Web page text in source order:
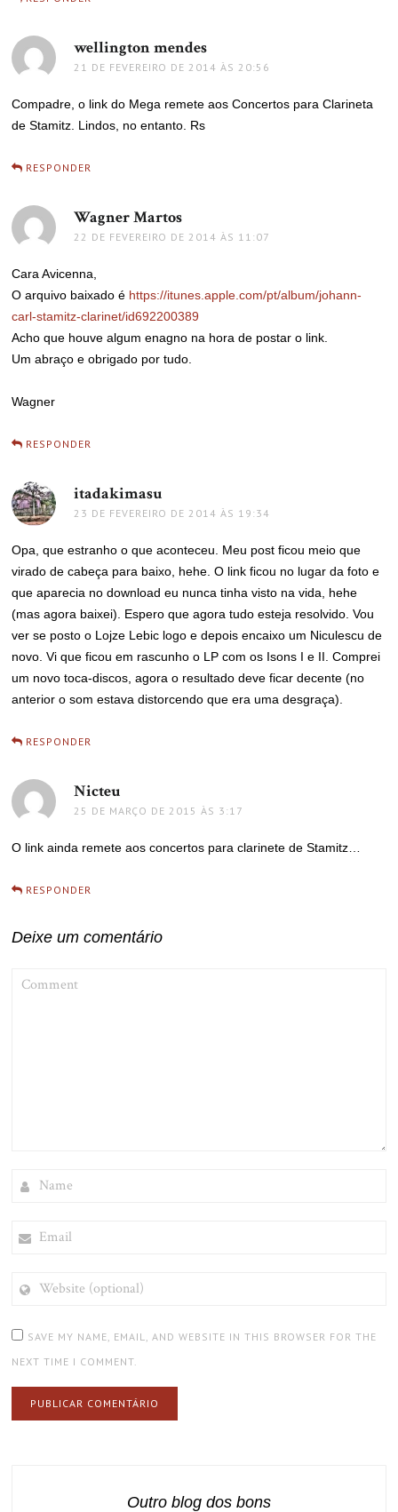
wellington mendes
21 DE FEVEREIRO DE 2014 ÀS 20:56
Compadre, o link do Mega remete aos Concertos para Clarineta
de Stamitz. Lindos, no entanto. Rs
RESPONDER
Wagner Martos
22 DE FEVEREIRO DE 2014 ÀS 11:07
Cara Avicenna,
O arquivo baixado é https://itunes.apple.com/pt/album/johann-
carl-stamitz-clarinet/id692200389
Acho que houve algum enagno na hora de postar o link.
Um abraço e obrigado por tudo.
Wagner
RESPONDER
itadakimasu
23 DE FEVEREIRO DE 2014 ÀS 19:34
Opa, que estranho o que aconteceu. Meu post ficou meio que
virado de cabeça para baixo, hehe. O link ficou no lugar da foto e
que aparecia no download eu nunca tinha visto na vida, hehe
(mas agora baixei). Espero que agora tudo esteja resolvido. Vou
ver se posto o Lojze Lebic logo e depois encaixo um Niculescu de
novo. Vi que ficou em rascunho o LP com os Isons I e II. Comprei
um novo toca-discos, agora o resultado deve ficar decente (no
anterior o som estava distorcendo que era uma desgraça).
RESPONDER
Nicteu
25 DE MARÇO DE 2015 ÀS 3:17
O link ainda remete aos concertos para clarinete de Stamitz…
RESPONDER
Deixe um comentário
(OPTIONAL)
SAVE MY NAME, EMAIL, AND WEBSITE IN THIS BROWSER FOR THE
NEXT TIME I COMMENT.
Outro blog dos bons